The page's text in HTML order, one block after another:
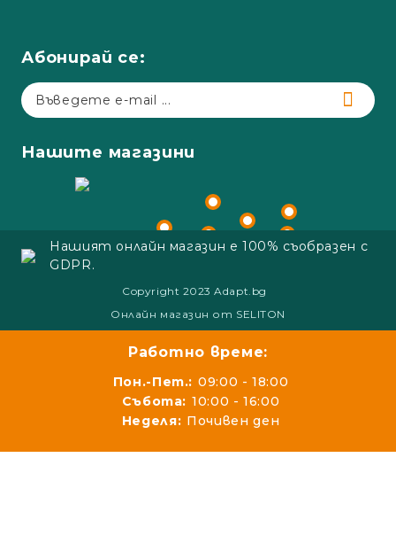
Абонирай се:
Нашите магазини
Нашият онлайн магазин е 100% съобразен с
GDPR.
Copyright 2023 Adapt.bg
Онлайн магазин от SELITON
Работно време:
Пон.-Пет.: 09:00 - 18:00
Събота: 10:00 - 16:00
Неделя: Почивен ден